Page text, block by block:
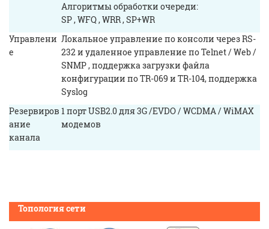
Алгоритмы обработки очереди:
SP , WFQ , WRR , SP+WR
Управлени
е
Локальное управление по консоли через RS-
232 и удаленное управление по Telnet / Web /
SNMP , поддержка загрузки файлa
конфигурaции по TR-069 и TR-104, поддержка
Syslog
Резервиров
ание
канала
1 порт USB2.0 для 3G /EVDO / WCDMA / WiMAX
модемов
Топология сети